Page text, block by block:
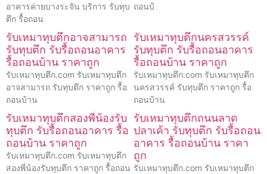
อาคารค่ายบางระจัน บริการ รับทุบ
ตึก รื้อถอน
ถอนบ้
รับเหมาทุบตึกอาจสามารถ
รับทุบตึก รับรื้อถอนอาคาร
รื้อถอนบ้าน ราคาถูก
รับเหมาทุบตึก.com รับเหมาทุบตึก
อาจสามารถ รับทุบตึก ราคาถูก รื้อ
ถอนบ้าน
รับเหมาทุบตึกนครสวรรค์
รับทุบตึก รับรื้อถอนอาคาร
รื้อถอนบ้าน ราคาถูก
รับเหมาทุบตึก.com รับเหมาทุบตึก
นครสวรรค์ รับทุบตึก ราคาถูก รื้อ
ถอนบ้าน
รับเหมาทุบตึกสองพี่น้องรับ
ทุบตึก รับรื้อถอนอาคาร รื้อ
ถอนบ้าน ราคาถูก
รับเหมาทุบตึก.com รับเหมาทุบตึก
สองพี่น้องรับทุบตึก ราคาถูก รื้อถอน
รับเหมาทุบตึกถนนลาด
ปลาเค้า รับทุบตึก รับรื้อถอน
อาคาร รื้อถอนบ้าน ราคา
ถูก
รับเหมาทุบตึก.com รับเหมาทุบตึก